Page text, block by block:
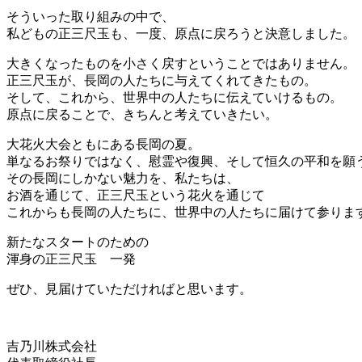
そういった取り組みの中で、
私どもの正三尺玉も、一度、原点に戻ろうと決意しました。
大きくなったものを小さく戻すということではありません。
正三尺玉が、長岡の人たちに与えてくれてきたもの。
そして、これから、世界中の人たちに伝えていけるもの。
原点に戻ることで、きちんと考えていきたい。
大花火大会ともにある長岡の夏。
単なるお祭りではなく、慰霊や復興、そして恒久の平和を願
その長岡にしかない魅力を、私たちは、
お酒を通じて、正三尺玉という花火を通じて
これからも長岡の人たちに、世界中の人たちに届けて参りま
新たなスタートのための
渾身の正三尺玉 一発
ぜひ、見届けていただければと思います。
吉乃川株式会社